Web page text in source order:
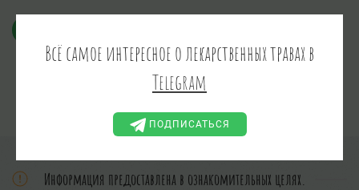
ПСИХОАКТИВНЫЕ
Информация предоставлена в ознакомительных целях.
Всё самое интересное о лекарственных травах в
Telegram
ПОДПИСАТЬСЯ